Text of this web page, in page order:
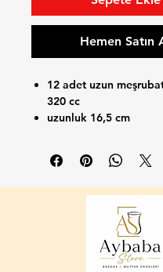
Hemen Satın
12 adet uzun
320 cc
uzunluk 16,5 cm